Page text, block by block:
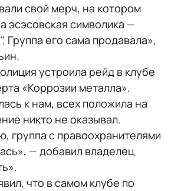
свой мерч, на котором
эсэсовская символика —
Группа его сама продавала»,
устроила рейд в клубе
«Коррозии металла».
к нам, всех положила на
никто не оказывал.
группа с правоохранителями
— добавил владелец
что в самом клубе по